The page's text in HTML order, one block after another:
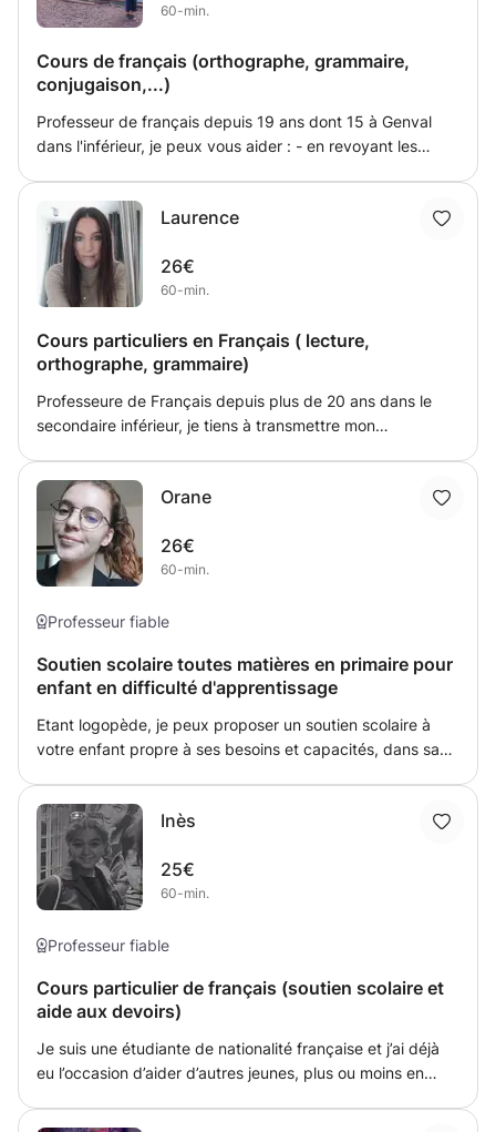
60-min.
Cours de français (orthographe, grammaire,
conjugaison,...)
Professeur de français depuis 19 ans dont 15 à Genval
dans l'inférieur, je peux vous aider : - en revoyant les
préparer pour la 3e et 4e secondaire. - à assurer la
transition entre l'enseignement néerlandophone et
francophone.
Laurence
26€
60-min.
Cours particuliers en Français ( lecture,
orthographe, grammaire)
Professeure de Français depuis plus de 20 ans dans le
secondaire inférieur, je tiens à transmettre mon
surcharger. Je suis patiente, ouverte et conciliante.
J'accueille les élèves de 10 à 15 ans.
Orane
26€
60-min.
Professeur fiable
Soutien scolaire toutes matières en primaire pour
enfant en difficulté d'apprentissage
Etant logopède, je peux proposer un soutien scolaire à
votre enfant propre à ses besoins et capacités, dans sa
besoins scolaires. Inès
25€
60-min.
Professeur fiable
Cours particulier de français (soutien scolaire et
aide aux devoirs)
Je suis une étudiante de nationalité française et j’ai déjà
eu l’occasion d’aider d’autres jeunes, plus ou moins en